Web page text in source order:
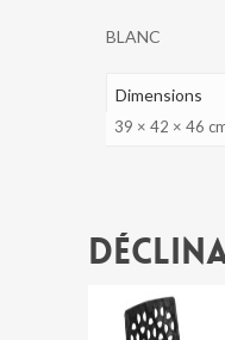
BLANC
Dimensions
39 × 42 × 46